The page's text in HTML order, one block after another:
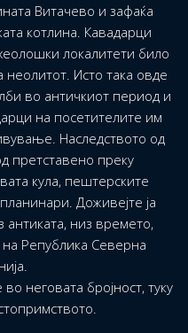
Витачево и зафаќа
котлина. Кавадарци
локалитети било
Исто така овде
во античкиот период и
на посетителите им
Наследството од
претставено преку
кула, пештерските
Доживејте ја
антиката, низ времето,
на Република Северна
неговата бројност, туку